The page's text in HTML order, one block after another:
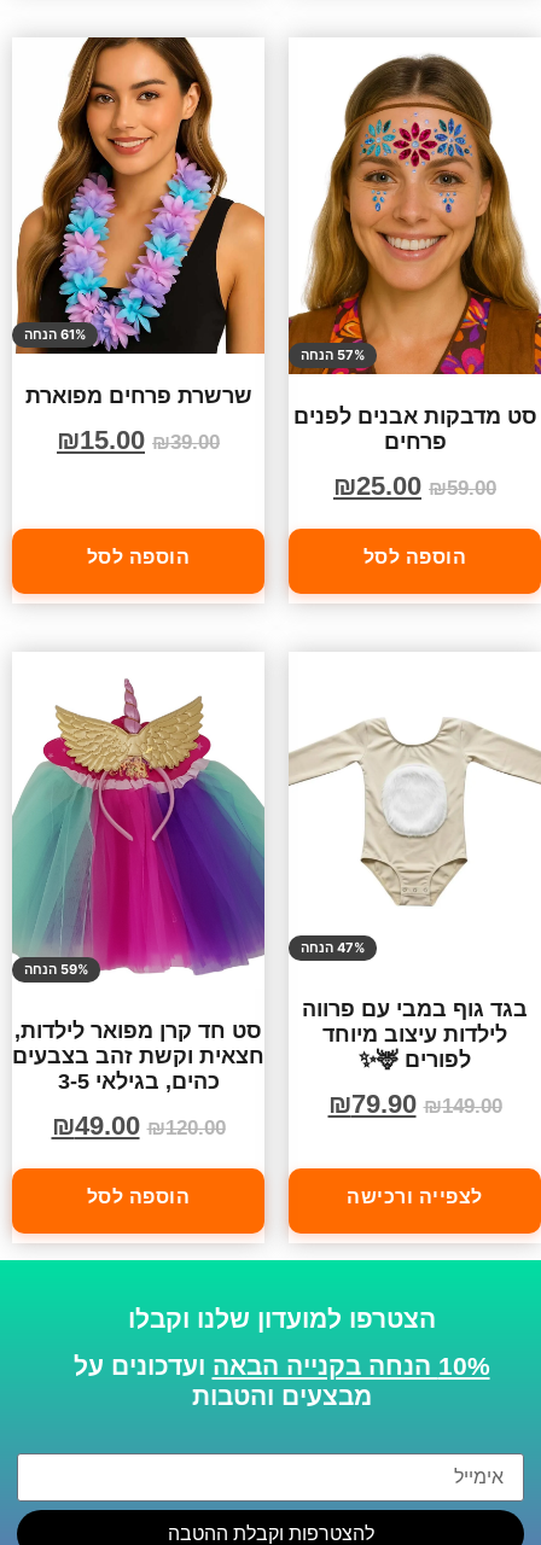
57% הנחה
סט מדבקות אבנים לפנים
פרחים
₪59.00
₪25.00
הוספה לסל
61% הנחה
שרשרת פרחים מפוארת
₪39.00
₪15.00
הוספה לסל
47% הנחה
בגד גוף במבי עם פרווה
לילדות עיצוב מיוחד
לפורים 🦌✨
₪149.00
₪79.90
לצפייה ורכישה
59% הנחה
סט חד קרן מפואר לילדות,
חצאית וקשת זהב בצבעים
כהים, בגילאי 3-5
₪120.00
₪49.00
הוספה לסל
הצטרפו למועדון שלנו וקבלו
10% הנחה בקנייה הבאה
ועדכונים על
מבצעים והטבות
להצטרפות וקבלת ההטבה